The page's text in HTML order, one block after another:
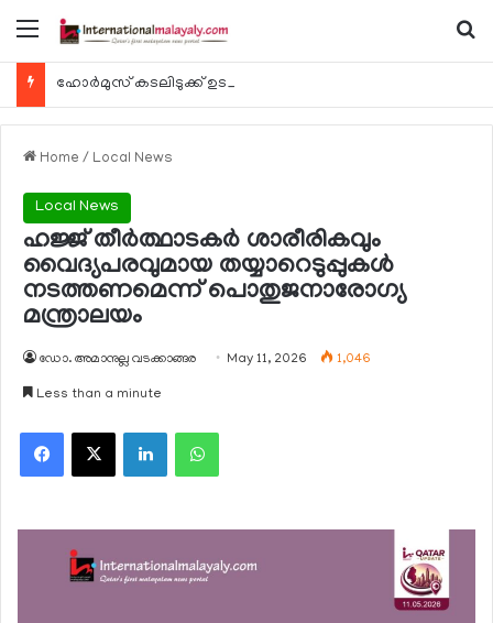
Menu
ഹോര്‍മുസ് കടലിടുക്ക് ഉടന്‍ തുറന്നേക്കും
Home / Local News
Local News
ഹജ്ജ് തീര്‍ത്ഥാടകര്‍ ശാരീരികവും
വൈദ്യപരവുമായ തയ്യാറെടുപ്പുകള്‍
നടത്തണമെന്ന് പൊതുജനാരോഗ്യ
മന്ത്രാലയം
ഡോ. അമാനുല്ല വടക്കാങ്ങര May 11, 2026 1,046
Less than a minute
Facebook
X LinkedInWhatsApp